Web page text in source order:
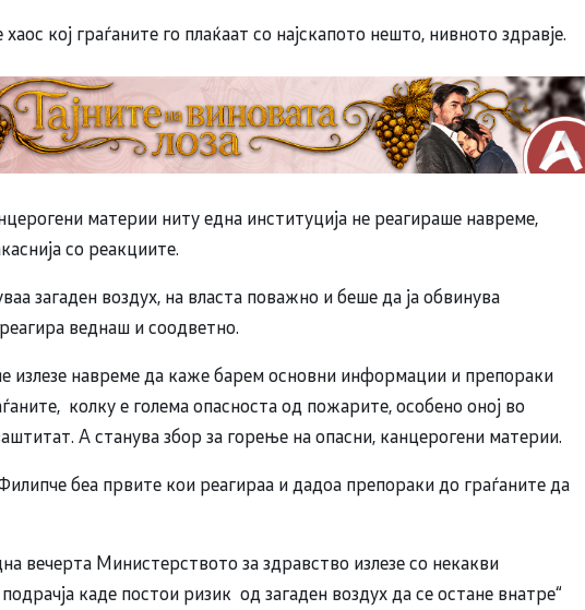
кој граѓаните го плаќаат со најскапото нешто, нивното здравје.
материи ниту една институција не реагираше навреме,
со реакциите.
загаден воздух, на власта поважно и беше да ја обвинува
веднаш и соодветно.
излезе навреме да каже барем основни информации и препораки
колку е голема опасноста од пожарите, особено оној во
А станува збор за горење на опасни, канцерогени материи.
беа првите кои реагираа и дадоа препораки до граѓаните да
вечерта Министерството за здравство излезе со некакви
каде постои ризик од загаден воздух да се остане внатре“